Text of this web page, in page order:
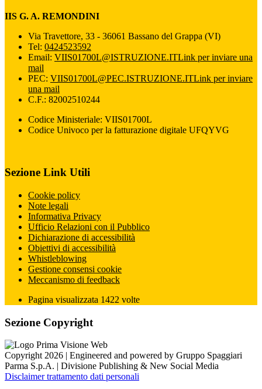
IIS G. A. REMONDINI
Via Travettore, 33 - 36061 Bassano del Grappa (VI)
Tel: 0424523592
Email: VIIS01700L@ISTRUZIONE.ITLink per inviare una
mail
PEC: VIIS01700L@PEC.ISTRUZIONE.ITLink per inviare
una mail
C.F.: 82002510244
Codice Ministeriale: VIIS01700L
Codice Univoco per la fatturazione digitale UFQYVG
Sezione Link Utili
Cookie policy
Note legali
Informativa Privacy
Ufficio Relazioni con il Pubblico
Dichiarazione di accessibilità
Obiettivi di accessibilità
Whistleblowing
Gestione consensi cookie
Meccanismo di feedback
Pagina visualizzata 1422 volte
Sezione Copyright
Copyright 2026 | Engineered and powered by Gruppo Spaggiari
Parma S.p.A. | Divisione Publishing & New Social Media
Disclaimer trattamento dati personali